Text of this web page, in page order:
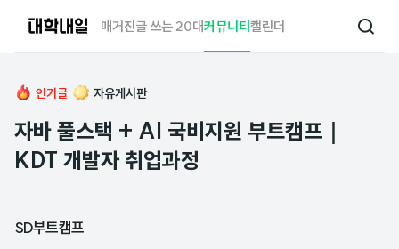
매거진글 쓰는 20대커뮤니티캘린더
검
인기글 자유게시판
자바 풀스택 + AI 국비지원 부트캠프｜
KDT 개발자 취업과정
SD부트캠프